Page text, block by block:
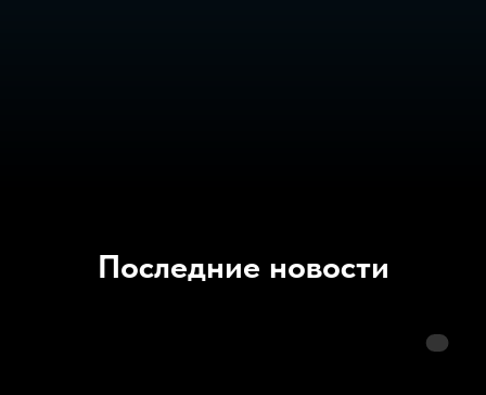
Последние новости